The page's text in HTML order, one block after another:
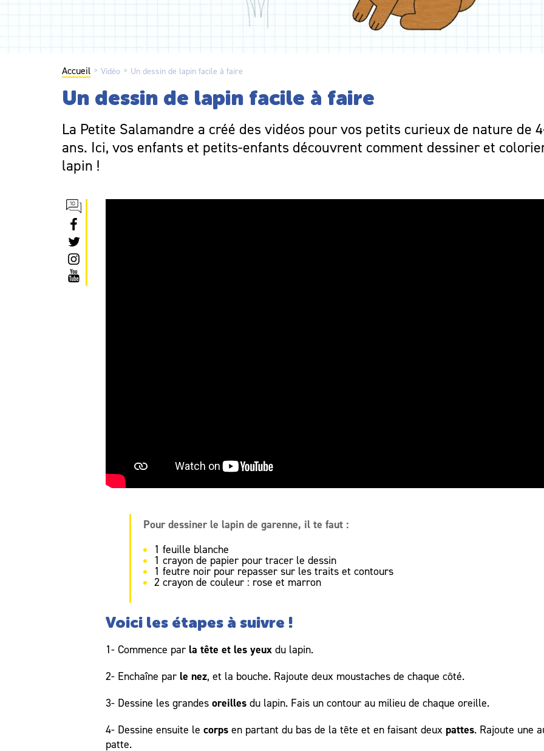
Accueil > Vidéo > Un dessin de lapin facile à faire
Un dessin de lapin facile à faire
La Petite Salamandre a créé des vidéos pour vos petits curieux de nature de
ans. Ici, vos enfants et petits-enfants découvrent comment dessiner et
lapin !
Pour dessiner le lapin de garenne, il te faut :
1 feuille blanche
1 crayon de papier pour tracer le dessin
1 feutre noir pour repasser sur les traits et contours
2 crayon de couleur : rose et marron
Voici les étapes à suivre !
1- Commence par la tête et les yeux du lapin.
2- Enchaîne par le nez, et la bouche. Rajoute deux moustaches de chaque côté.
3- Dessine les grandesoreilles du lapin. Fais un contour au milieu de chaque oreille.
4- Dessine ensuite lecorps en partant du bas de la tête et en faisant deux pattes. Rajoute une
patte.